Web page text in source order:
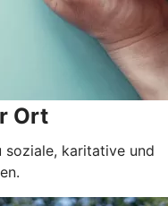
Ort
soziale, karitative und